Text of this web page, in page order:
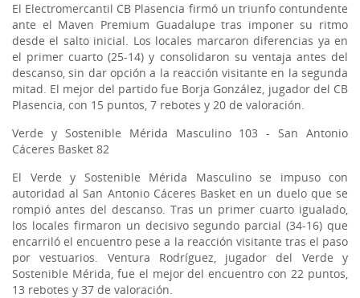
El Electromercantil CB Plasencia firmó un triunfo contundente
ante el Maven Premium Guadalupe tras imponer su ritmo
desde el salto inicial. Los locales marcaron diferencias ya en
el primer cuarto (25-14) y consolidaron su ventaja antes del
descanso, sin dar opción a la reacción visitante en la segunda
mitad. El mejor del partido fue Borja González, jugador del CB
Plasencia, con 15 puntos, 7 rebotes y 20 de valoración.
Verde y Sostenible Mérida Masculino 103 - San Antonio
Cáceres Basket 82
El Verde y Sostenible Mérida Masculino se impuso con
autoridad al San Antonio Cáceres Basket en un duelo que se
rompió antes del descanso. Tras un primer cuarto igualado,
los locales firmaron un decisivo segundo parcial (34-16) que
encarriló el encuentro pese a la reacción visitante tras el paso
por vestuarios. Ventura Rodríguez, jugador del Verde y
Sostenible Mérida, fue el mejor del encuentro con 22 puntos,
13 rebotes y 37 de valoración.